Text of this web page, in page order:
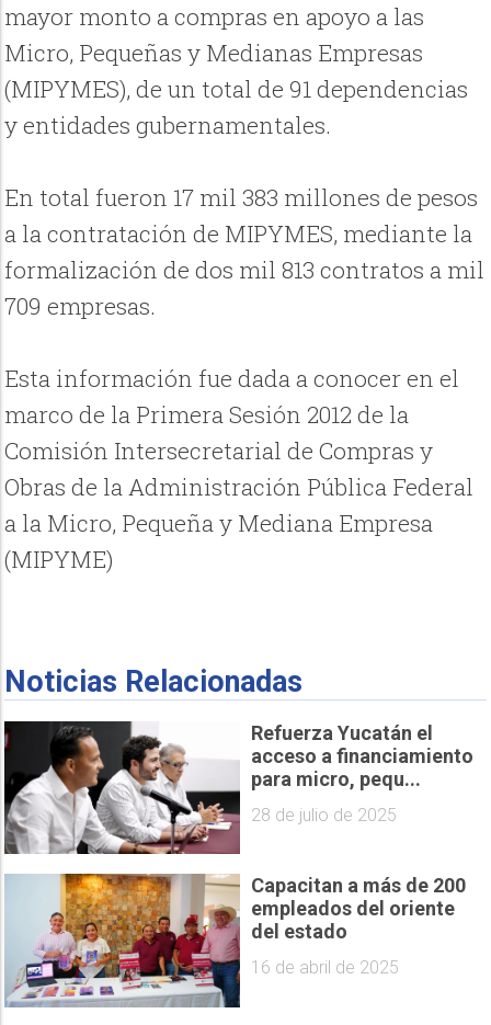
mayor monto a compras en apoyo a las
Micro, Pequeñas y Medianas Empresas
(MIPYMES), de un total de 91 dependencias
y entidades gubernamentales.
En total fueron 17 mil 383 millones de pesos
a la contratación de MIPYMES, mediante la
formalización de dos mil 813 contratos a mil
709 empresas.
Esta información fue dada a conocer en el
marco de la Primera Sesión 2012 de la
Comisión Intersecretarial de Compras y
Obras de la Administración Pública Federal
a la Micro, Pequeña y Mediana Empresa
(MIPYME)
Noticias Relacionadas
Refuerza Yucatán el
acceso a financiamiento
para micro, pequ...
28 de julio de 2025
Capacitan a más de 200
empleados del oriente
del estado
16 de abril de 2025